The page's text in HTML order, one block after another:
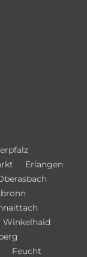
Erlangen
Winkelhaid
Feucht